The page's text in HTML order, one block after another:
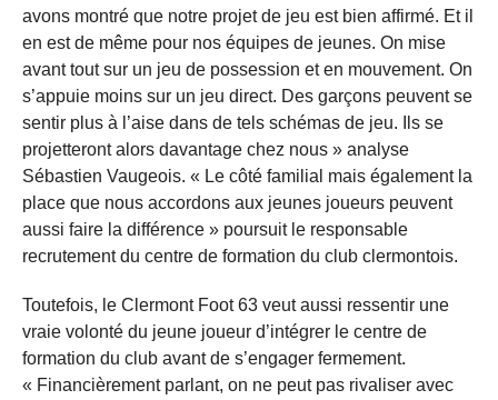
avons montré que notre projet de jeu est bien affirmé. Et il
en est de même pour nos équipes de jeunes. On mise
avant tout sur un jeu de possession et en mouvement. On
s’appuie moins sur un jeu direct. Des garçons peuvent se
sentir plus à l’aise dans de tels schémas de jeu. Ils se
projetteront alors davantage chez nous » analyse
Sébastien Vaugeois. « Le côté familial mais également la
place que nous accordons aux jeunes joueurs peuvent
aussi faire la différence » poursuit le responsable
recrutement du centre de formation du club clermontois.
Toutefois, le Clermont Foot 63 veut aussi ressentir une
vraie volonté du jeune joueur d’intégrer le centre de
formation du club avant de s’engager fermement.
« Financièrement parlant, on ne peut pas rivaliser avec